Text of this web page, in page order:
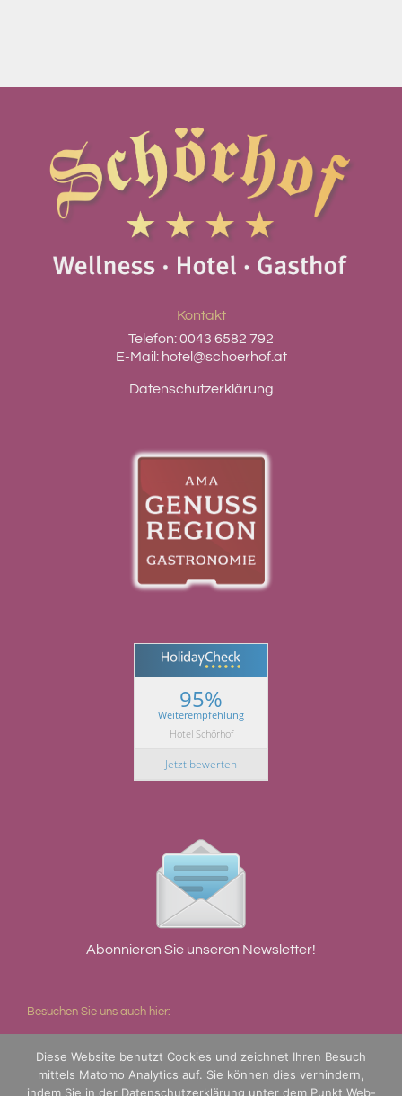
Kontakt
Telefon:0043 6582 792
E-Mail: hotel@schoerhof.at
Datenschutzerklärung
95%
Weiterempfehlung
Hotel Schörhof
Jetzt bewerten
Abonnieren Sie unseren Newsletter!
Besuchen Sie uns auch hier:
Diese Website benutzt Cookies und zeichnet Ihren Besuch
mittels Matomo Analytics auf. Sie können dies verhindern,
indem Sie in der Datenschutzerklärung unter dem Punkt Web-